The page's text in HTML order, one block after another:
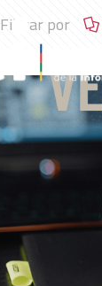
Filtrar por